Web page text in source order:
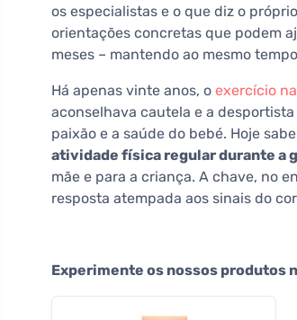
os especialistas e o que diz o
orientações concretas que podem
meses – mantendo ao mesmo
Há apenas vinte anos, o exercício
aconselhava cautela e a
paixão e a saúde do bebé. Hoje
atividade física regular durante a
mãe e para a criança. A chave, no
resposta atempada aos sinais do
Experimente os nossos produtos